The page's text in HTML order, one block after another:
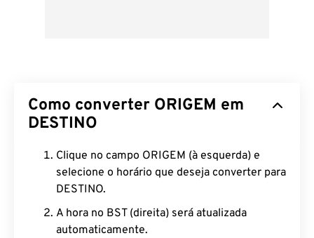
Como converter ORIGEM em
DESTINO
Clique no campo ORIGEM (à esquerda) e
selecione o horário que deseja converter para
DESTINO.
A hora no BST (direita) será atualizada
automaticamente.